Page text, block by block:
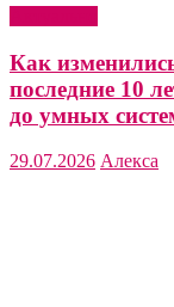
Как
последние 10
до умных
29.07.2026 Алекса